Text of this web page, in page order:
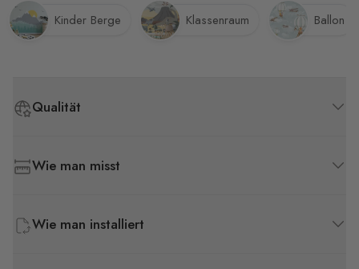
Qualität
Wie man misst
Wie man installiert
Kinder Berge Klassenraum Ballon